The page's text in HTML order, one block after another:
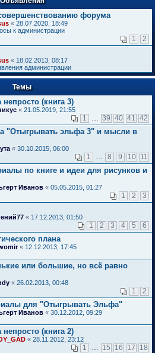
форума
« 28.07.2020, 18:49
к администрации
1 2
« 18.02.2013, 08:17
администрации
Темы
(книга 3)
« 21.05.2019, 21:55
1 39 40 41 42
"Отыгрывать эльфа 3" и мысли в
« 30.10.2015, 06:00
1 8 9 10 11
по книге и идеи для рисунков и
Иванов « 05.05.2015, 01:27
1 2 3
« 17.12.2013, 01:50
1 2 3 4 5 6
плана
« 12.12.2013, 17:45
или большие, но всё равно
« 26.02.2013, 00:48
1 2
для "Отыгрывать Эльфа"
Иванов « 30.12.2012, 09:29
(книга 2)
« 28.11.2012, 23:12
1 15 16 17 18